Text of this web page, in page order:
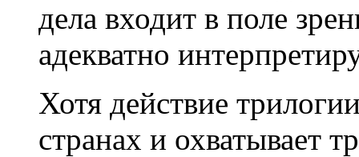
дела входит в поле
адекватно
Хотя действие
странах и охватывает